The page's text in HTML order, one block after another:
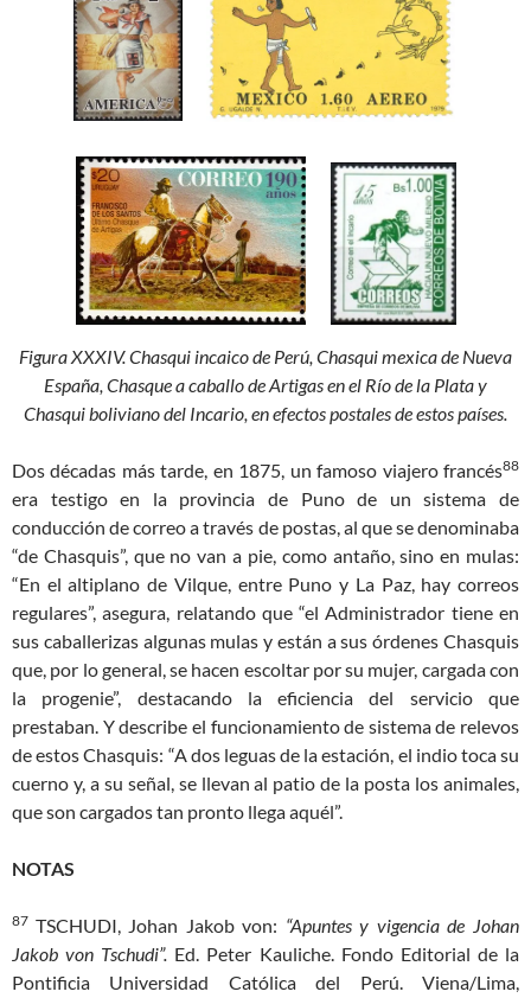
Figura XXXIV. Chasqui incaico de Perú, Chasqui mexica de Nueva
España, Chasque a caballo de Artigas en el Río de la Plata y
Chasqui boliviano del Incario, en efectos postales de estos países.
Dos décadas más tarde, en 1875, un famoso viajero francés88
era testigo en la provincia de Puno de un sistema de
conducción de correo a través de postas, al que se denominaba
“de Chasquis”, que no van a pie, como antaño, sino en mulas:
“En el altiplano de Vilque, entre Puno y La Paz, hay correos
regulares”, asegura, relatando que “el Administrador tiene en
sus caballerizas algunas mulas y están a sus órdenes Chasquis
que, por lo general, se hacen escoltar por su mujer, cargada con
la progenie”, destacando la eficiencia del servicio que
prestaban. Y describe el funcionamiento de sistema de relevos
de estos Chasquis: “A dos leguas de la estación, el indio toca su
cuerno y, a su señal, se llevan al patio de la posta los animales,
que son cargados tan pronto llega aquél”.
NOTAS
87 TSCHUDI, Johan Jakob von: “Apuntes y vigencia de Johan
Jakob von Tschudi”. Ed. Peter Kauliche. Fondo Editorial de la
Pontificia Universidad Católica del Perú. Viena/Lima,